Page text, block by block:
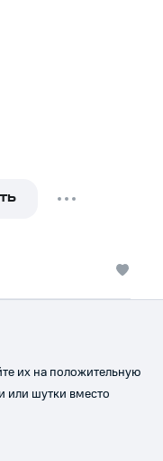
их на положительную
или шутки вместо